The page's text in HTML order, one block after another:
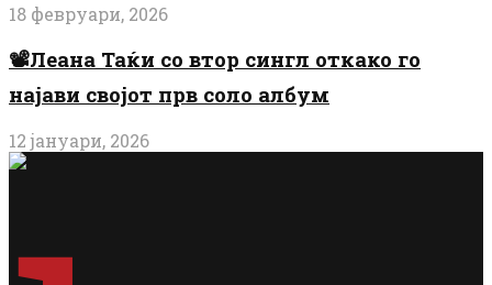
18 февруари, 2026
📽️Леана Таќи со втор сингл откако го
најави својот прв соло албум
12 јануари, 2026